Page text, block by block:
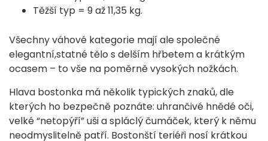
Těžší typ = 9 až 11,35 kg.
Všechny váhové kategorie mají ale společné
elegantní,statné tělo s delším hřbetem a krátkým
ocasem – to vše na poměrně vysokých nožkách.
Hlava bostonka má několik typických znaků, dle
kterých ho bezpečně poznáte: uhrančivé hnědé oči,
velké “netopýří” uši a spláclý čumáček, který k němu
neodmyslitelně patří. Bostonští teriéři nosí krátkou